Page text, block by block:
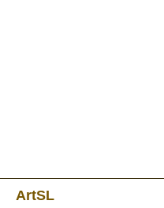
ArtSL